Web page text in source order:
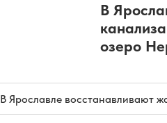
В
озеро
В Ярославле восстанавливают